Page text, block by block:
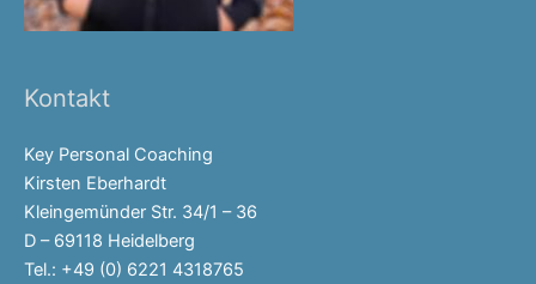
Kontakt
Key Personal Coaching
Kirsten Eberhardt
Kleingemünder Str. 34/1 – 36
D – 69118 Heidelberg
Tel.: +49 (0) 6221 4318765